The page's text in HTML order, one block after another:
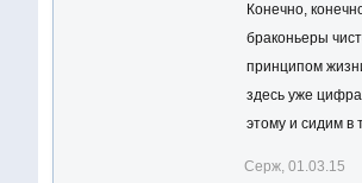
Конечно,
браконьеры
принципом
здесь уже цифра
этому и сидим в
Серж, 01.03.15